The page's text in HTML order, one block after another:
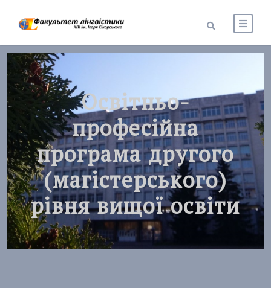
Освітньо-
професійна
програма другого
(магістерського)
рівня вищої освіти